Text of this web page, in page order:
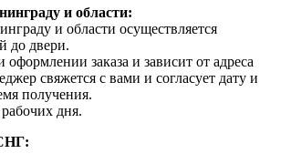
и области:
и области осуществляется
до двери.
оформлении заказа и зависит от адреса
свяжется с вами и согласует дату и
получения.
дня.